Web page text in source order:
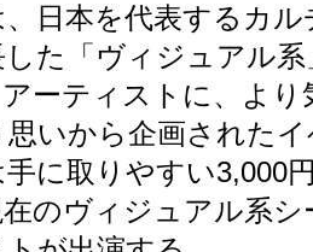
日本を代表するカ
た「ヴィジュアル
ーティストに、より
いから企画された
に取りやすい3,000
のヴィジュアル系シ